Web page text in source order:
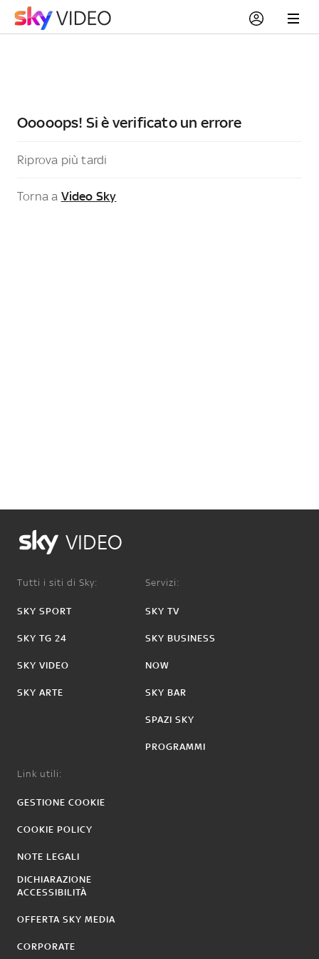
Ooooops! Si è verificato un errore
Riprova più tardi
Torna a Video Sky
VIDEO
Tutti i siti di Sky:
SKY SPORT
SKY TG 24
SKY VIDEO
SKY ARTE
Servizi:
SKY TV
SKY BUSINESS
NOW
SKY BAR
SPAZI SKY
PROGRAMMI
Link utili:
GESTIONE COOKIE
COOKIE POLICY
NOTE LEGALI
DICHIARAZIONE
ACCESSIBILITÀ
OFFERTA SKY MEDIA
CORPORATE